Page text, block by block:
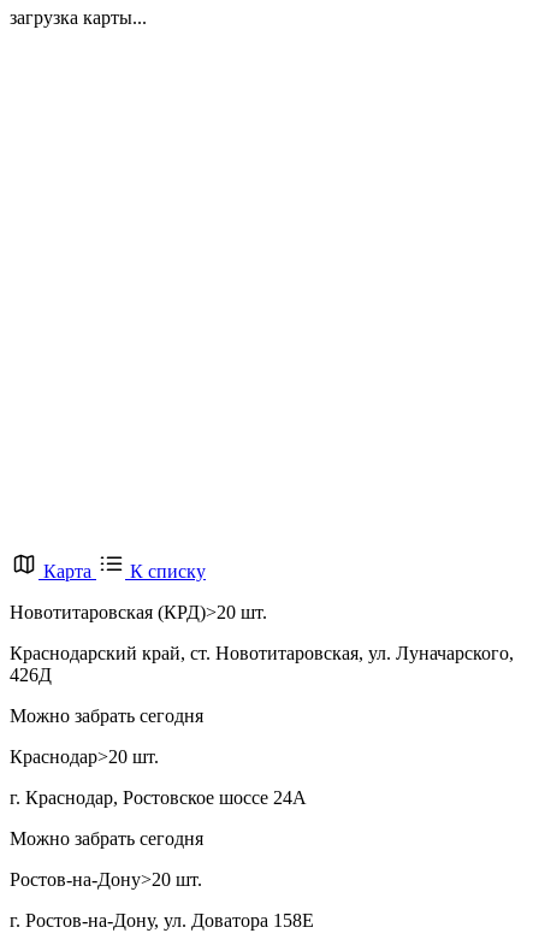
загрузка карты...
Карта
К списку
Новотитаровская (КРД)>20 шт.
Краснодарский край, ст. Новотитаровская, ул. Луначарского,
426Д
Можно забрать сегодня
Краснодар>20 шт.
г. Краснодар, Ростовское шоссе 24А
Можно забрать сегодня
Ростов-на-Дону>20 шт.
г. Ростов-на-Дону, ул. Доватора 158Е